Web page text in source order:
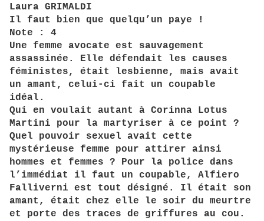
Laura GRIMALDI
Il faut bien que quelqu’un paye !
Note : 4
Une femme avocate est sauvagement
assassinée. Elle défendait les causes
féministes, était lesbienne, mais avait
un amant, celui-ci fait un coupable
idéal.
Qui en voulait autant à Corinna Lotus
Martini pour la martyriser à ce point ?
Quel pouvoir sexuel avait cette
mystérieuse femme pour attirer ainsi
hommes et femmes ? Pour la police dans
l’immédiat il faut un coupable, Alfiero
Falliverni est tout désigné. Il était son
amant, était chez elle le soir du meurtre
et porte des traces de griffures au cou.